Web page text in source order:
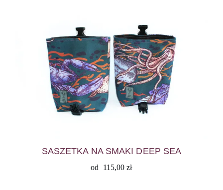
SASZETKA NA SMAKI DEEP SEA
od 115,00zł